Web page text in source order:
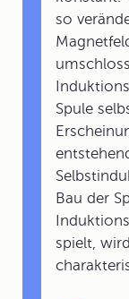
so
Spule
Bau der
spielt,